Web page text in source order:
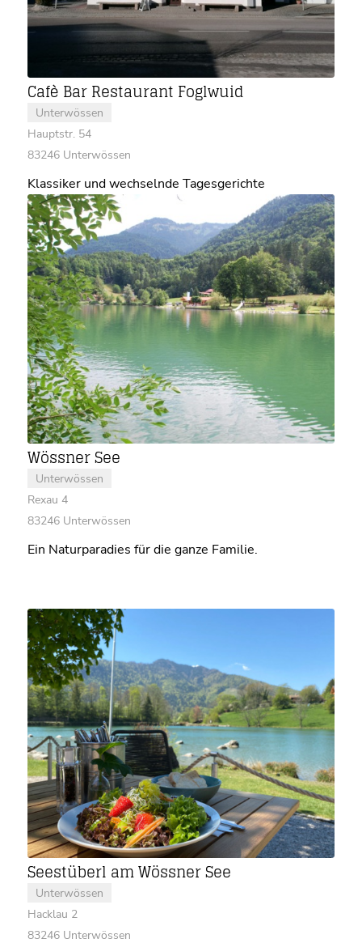
Cafè Bar Restaurant Foglwuid
Unterwössen
Hauptstr. 54
83246 Unterwössen
Klassiker und wechselnde Tagesgerichte
Wössner See
Unterwössen
Rexau 4
83246 Unterwössen
Ein Naturparadies für die ganze Familie.
Seestüberl am Wössner See
Unterwössen
Hacklau 2
83246 Unterwössen